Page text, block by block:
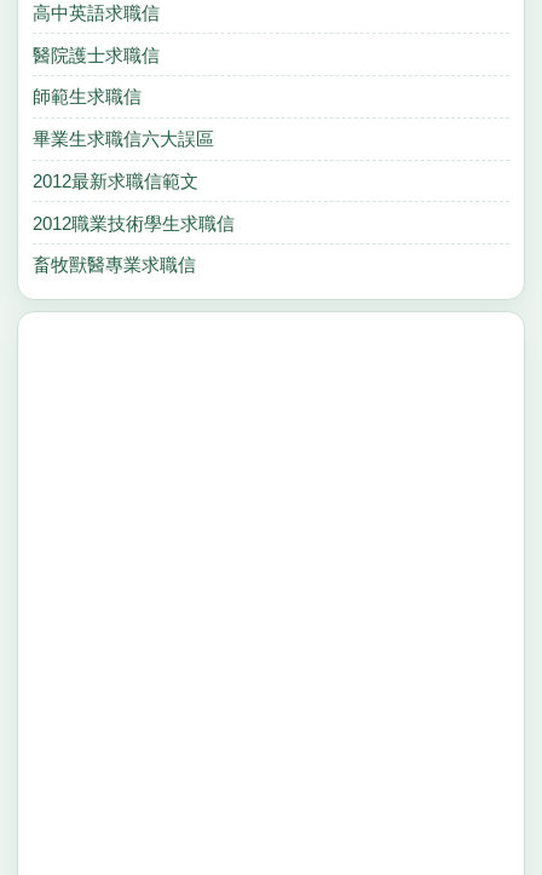
高中英語求職信
醫院護士求職信
師範生求職信
畢業生求職信六大誤區
2012最新求職信範文
2012職業技術學生求職信
畜牧獸醫專業求職信